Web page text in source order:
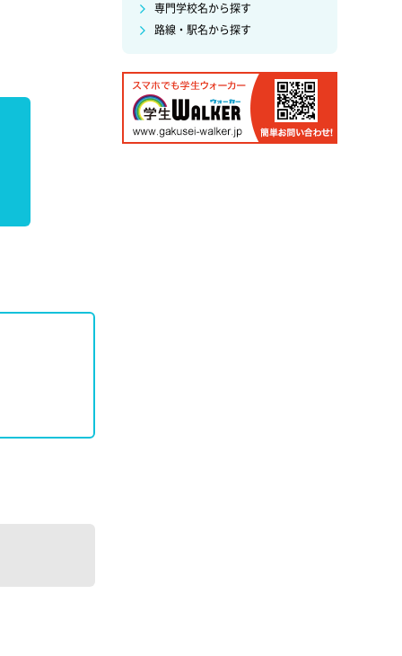
専門学校名から探す
路線・駅名から探す